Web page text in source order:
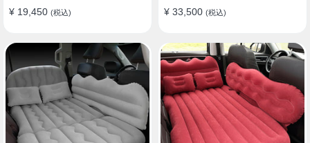
¥ 19,450 (税込) ¥ 33,500 (税込)